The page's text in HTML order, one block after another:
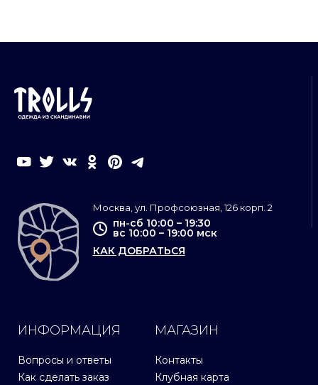
ИНФОРМАЦИЯ
Вопросы и ответы
Как сделать заказ
МАГАЗИН
Контакты
Клубная карта
Москва, ул. Профсоюзная, 126 корп. 2
пн-сб 10:00 – 19:30
вс 10:00 – 19:00 мск
КАК ДОБРАТЬСЯ